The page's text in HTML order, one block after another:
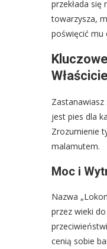
przekłada
towarzysza,
poświęcić mu
jest pies dla
Zrozumienie
malamutem.
Moc i
Nazwa
przez wieki
cenią sobie